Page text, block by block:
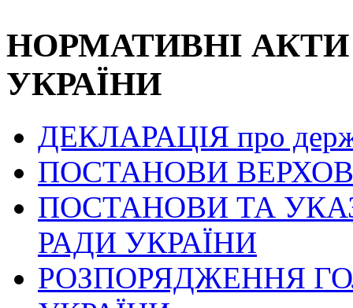
НОРМАТИВНІ АКТИ
УКРАЇНИ
ДЕКЛАРАЦІЯ про
ПОСТАНОВИ
ПОСТАНОВИ ТА
РАДИ УКРАЇНИ
РОЗПОРЯДЖЕННЯ